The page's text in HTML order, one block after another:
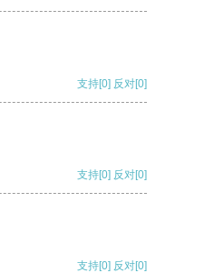
支持[0] 反对[0]
支持[0] 反对[0]
支持[0] 反对[0]